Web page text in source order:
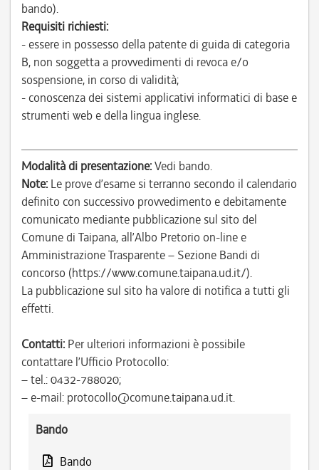
bando).
Requisiti richiesti:
- essere in possesso della patente di guida di categoria
B, non soggetta a provvedimenti di revoca e/o
sospensione, in corso di validità;
- conoscenza dei sistemi applicativi informatici di base e
strumenti web e della lingua inglese.
Modalità di presentazione:Vedi bando.
Note: Le prove d’esame si terranno secondo il calendario
definito con successivo provvedimento e debitamente
comunicato mediante pubblicazione sul sito del
Comune di Taipana, all’Albo Pretorio on-line e
Amministrazione Trasparente – Sezione Bandi di
concorso (https://www.comune.taipana.ud.it/).
La pubblicazione sul sito ha valore di notifica a tutti gli
effetti.
Contatti: Per ulteriori informazioni è possibile
contattare l’Ufficio Protocollo:
– tel.: 0432-788020;
– e-mail: protocollo@comune.taipana.ud.it.
Bando
Bando